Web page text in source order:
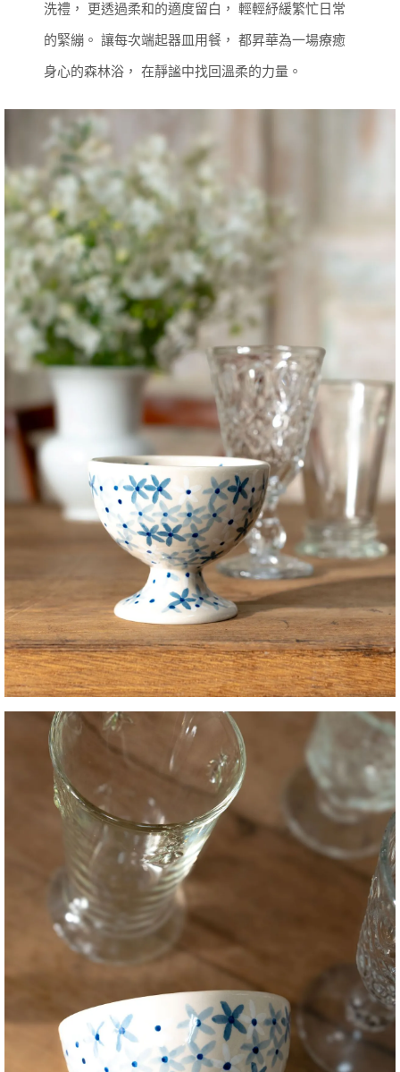
洗禮， 更透過柔和的適度留白， 輕輕紓緩繁忙日常
的緊繃。 讓每次端起器皿用餐， 都昇華為一場療癒
身心的森林浴， 在靜謐中找回溫柔的力量。